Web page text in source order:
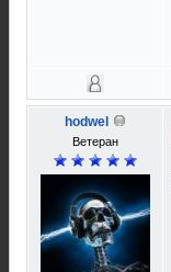
hodwel
Ветеран